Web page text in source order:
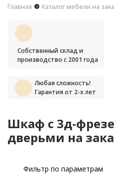
Главная Каталог мебели на
Собственный склад и
производство с 2001 года
Любая сложность!
Гарантия от 2-х лет
Шкаф с 3д-
дверьми на
Фильтр по параметрам